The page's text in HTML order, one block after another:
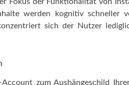
werden kognitiv schneller
sich der Nutzer
zum Aushängeschild